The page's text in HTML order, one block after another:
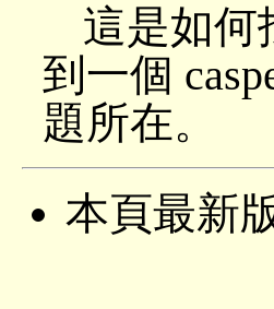
這是如何
到一個
題所在。
本頁最新